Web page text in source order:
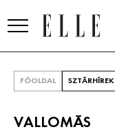
FŐOLDAL SZTÁRHÍREK
VALLOMÁS